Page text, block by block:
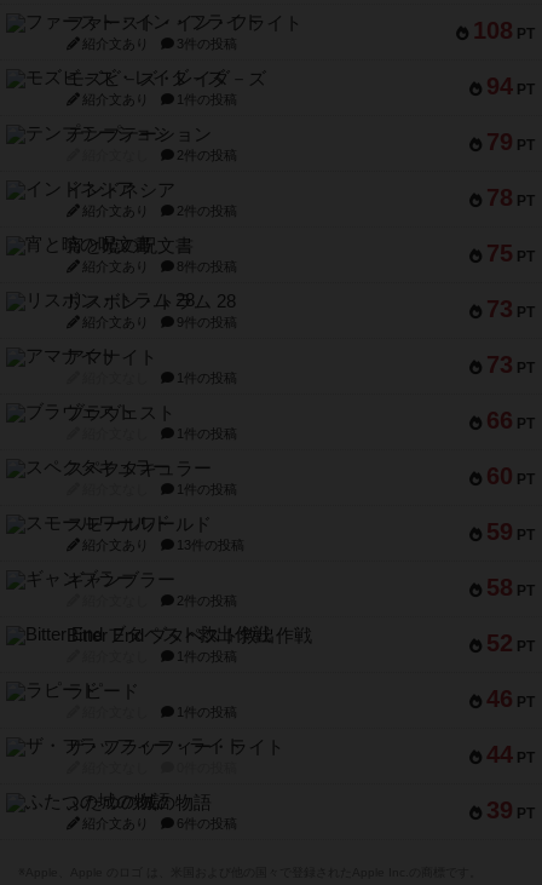
108 PT
ファースト・イン・フライト
紹介文あり 3件の投稿
94 PT
モズビ－ズ・レイダ－ズ
紹介文あり 1件の投稿
79 PT
テンプテーション
2件の投稿
78 PT
インドネシア
紹介文あり 2件の投稿
75 PT
宵と暁の呪文書
紹介文あり 8件の投稿
73 PT
リスボン・トラム 28
紹介文あり 9件の投稿
73 PT
アマナイト
1件の投稿
66 PT
ブラヴェスト
1件の投稿
60 PT
スペクタキュラー
1件の投稿
59 PT
スモールワールド
紹介文あり 13件の投稿
58 PT
ギャンブラー
2件の投稿
52 PT
Bitter End ブタペスト救出作戦
1件の投稿
46 PT
ラピード
1件の投稿
44 PT
ザ・フラッフィー・ライト
39 PT
ふたつの城の物語
紹介文あり 6件の投稿